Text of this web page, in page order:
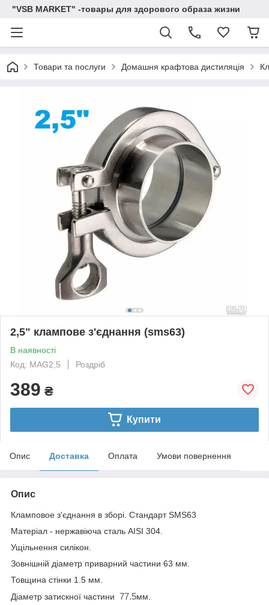
"VSB MARKET" -товары для здорового образа жизни
Товари та послуги Домашня крафтова дистиляція
2,5" клампове з'єднання (sms63)
В наявності
Код: MAG2,5
Роздріб
389 ₴
Купити
Опис Доставка Оплата Умови повернення
Опис
Кламповое з'єднання в зборі. Стандарт SMS63
Матеріал - нержавіюча сталь AISI 304.
Ущільнення силікон.
Зовнішній діаметр приварний частини 63 мм.
Товщина стінки 1.5 мм.
Діаметр затискної частини 77.5мм.